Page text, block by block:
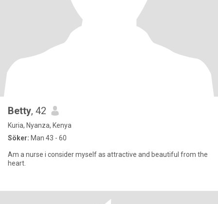
Betty, 42
Kuria, Nyanza, Kenya
Söker: Man 43 - 60
Am a nurse i consider myself as attractive and beautiful from the
heart.